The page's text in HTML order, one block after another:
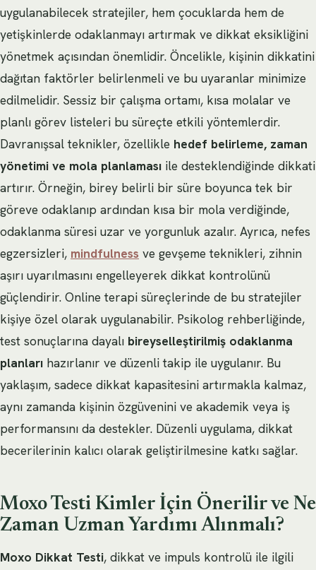
uygulanabilecek stratejiler, hem çocuklarda hem de
yetişkinlerde odaklanmayı artırmak ve dikkat eksikliğini
yönetmek açısından önemlidir. Öncelikle, kişinin dikkatini
dağıtan faktörler belirlenmeli ve bu uyaranlar minimize
edilmelidir. Sessiz bir çalışma ortamı, kısa molalar ve
planlı görev listeleri bu süreçte etkili yöntemlerdir.
Davranışsal teknikler, özellikle hedef belirleme, zaman
yönetimi ve mola planlaması ile desteklendiğinde dikkati
artırır. Örneğin, birey belirli bir süre boyunca tek bir
göreve odaklanıp ardından kısa bir mola verdiğinde,
odaklanma süresi uzar ve yorgunluk azalır. Ayrıca, nefes
egzersizleri, mindfulness ve gevşeme teknikleri, zihnin
aşırı uyarılmasını engelleyerek dikkat kontrolünü
güçlendirir. Online terapi süreçlerinde de bu stratejiler
kişiye özel olarak uygulanabilir. Psikolog rehberliğinde,
test sonuçlarına dayalı bireyselleştirilmiş odaklanma
planları hazırlanır ve düzenli takip ile uygulanır. Bu
yaklaşım, sadece dikkat kapasitesini artırmakla kalmaz,
aynı zamanda kişinin özgüvenini ve akademik veya iş
performansını da destekler. Düzenli uygulama, dikkat
becerilerinin kalıcı olarak geliştirilmesine katkı sağlar.
Moxo Testi Kimler İçin Önerilir ve Ne
Zaman Uzman Yardımı Alınmalı?
Moxo Dikkat Testi, dikkat ve impuls kontrolü ile ilgili